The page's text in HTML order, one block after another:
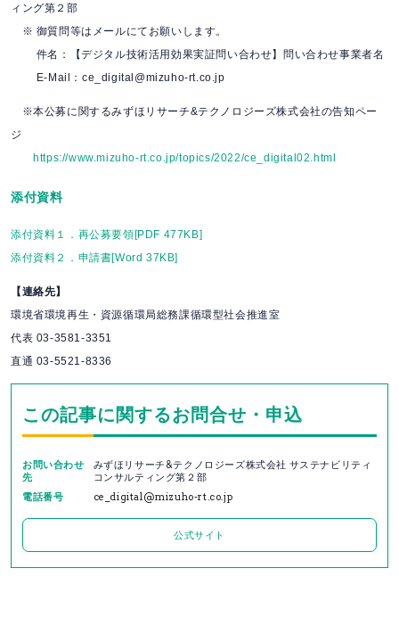
ィング第２部
※ 御質問等はメールにてお願いします。
件名：【デジタル技術活用効果実証問い合わせ】問い合わせ事業者名
E-Mail：ce_digital@mizuho-rt.co.jp
※本公募に関するみずほリサーチ&テクノロジーズ株式会社の告知ペー
ジ
https://www.mizuho-rt.co.jp/topics/2022/ce_digital02.html
添付資料
添付資料１．再公募要領[PDF 477KB]
添付資料２．申請書[Word 37KB]
【連絡先】
環境省環境再生・資源循環局総務課循環型社会推進室
代表 03-3581-3351
直通 03-5521-8336
この記事に関するお問合せ・申込
お問い合わせ
先
みずほリサーチ&テクノロジーズ株式会社 サステナビリティ
コンサルティング第２部
電話番号
ce_digital@mizuho-rt.co.jp
公式サイト